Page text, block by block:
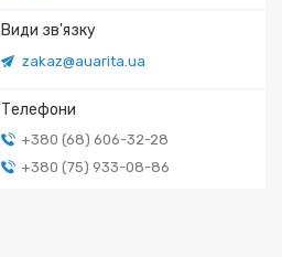
zakaz@auarita.ua
+380 (68) 606-32-28
+380 (75) 933-08-86